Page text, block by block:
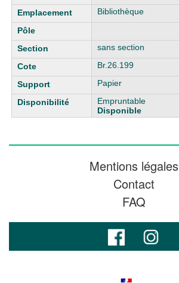
Bibliothèque
sans section
Br.26.199
Papier
Empruntable
Disponible
Mentions légales
Contact
FAQ